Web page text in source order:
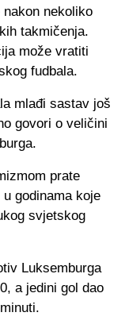
nekoliko
takmičenja.
može vratiti
fudbala.
mlađi sastav još
govori o veličini
prate
godinama koje
svjetskog
Luksemburga
a jedini gol dao